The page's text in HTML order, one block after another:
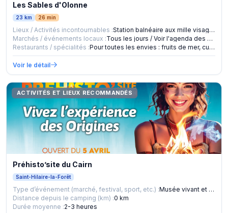
Les Sables d'Olonne
23 km 26 min
Lieux / Activités incontournables :
Station balnéaire aux mille visages, du remblai longeant la
Marchés / événements locaux :
Tous les jours / Voir l'agenda des Sables d'Olonne
Restaurants / spécialités :
Pour toutes les envies : fruits de mer, cuisine locale, pizz
Voir le détail
ACTIVITÉS ET LIEUX RECOMMANDÉS
Préhisto’site du Cairn
Saint-Hilaire-la-Forêt
Type d’événement (marché, festival, sport, etc.) :
Musée vivant et ludique
Distance depuis le camping (km) :0 km
Durée moyenne :2-3 heures